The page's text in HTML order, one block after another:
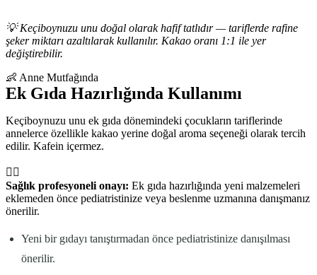
💡Keçiboynuzu unu doğal olarak hafif tatlıdır — tariflerde rafine
şeker miktarı azaltılarak kullanılır. Kakao oranı 1:1 ile yer
değiştirebilir.
👶 Anne Mutfağında
Ek Gıda Hazırlığında Kullanımı
Keçiboynuzu unu ek gıda dönemindeki çocukların tariflerinde
annelerce özellikle kakao yerine doğal aroma seçeneği olarak tercih
edilir. Kafein içermez.
👩‍⚕️
Sağlık profesyoneli onayı: Ek gıda hazırlığında yeni malzemeleri
eklemeden önce pediatristinize veya beslenme uzmanına danışmanız
önerilir.
Yeni bir gıdayı tanıştırmadan önce pediatristinize danışılması
önerilir.